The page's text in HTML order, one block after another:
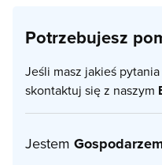
Potrzebujesz
Jeśli masz jakieś
skontaktuj się z naszym
Jestem